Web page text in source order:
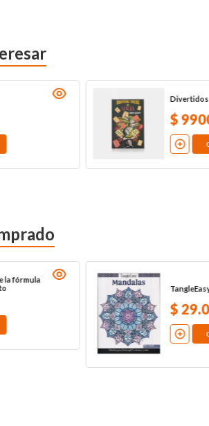
Divertidos
$
la fórmula
$29.